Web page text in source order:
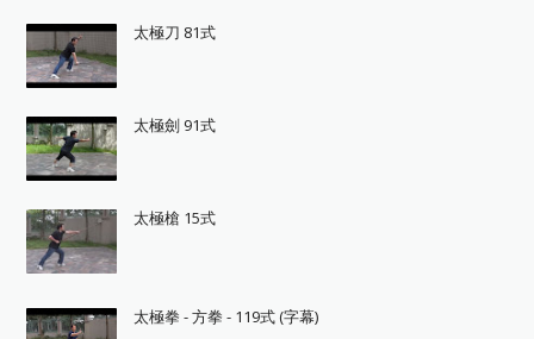
太極刀 81式
太極劍 91式
太極槍 15式
太極拳 - 方拳 - 119式 (字幕)